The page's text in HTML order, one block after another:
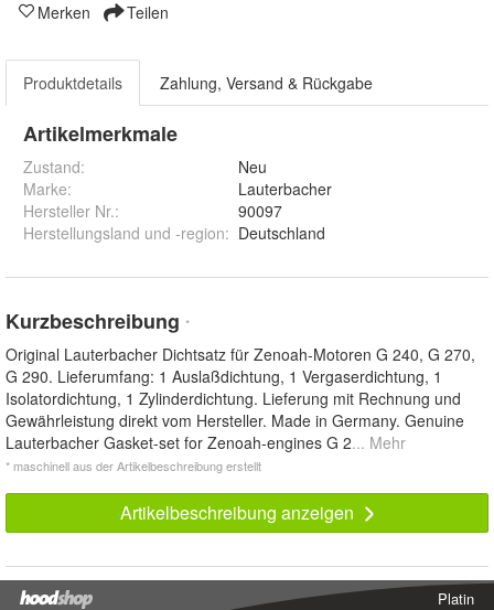
Merken Teilen
Produktdetails Zahlung, Versand & Rückgabe
Artikelmerkmale
Zustand:
Neu
Marke:
Lauterbacher
Hersteller Nr.:
90097
Herstellungsland und -region: Deutschland
Kurzbeschreibung *
Original Lauterbacher Dichtsatz für Zenoah-Motoren G 240, G 270,
G 290. Lieferumfang: 1 Auslaßdichtung, 1 Vergaserdichtung, 1
Isolatordichtung, 1 Zylinderdichtung. Lieferung mit Rechnung und
Gewährleistung direkt vom Hersteller. Made in Germany. Genuine
Lauterbacher Gasket-set for Zenoah-engines G 2... Mehr
* maschinell aus der Artikelbeschreibung erstellt
Artikelbeschreibung anzeigen
Platin